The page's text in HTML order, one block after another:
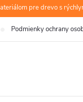
pre drevo s
Podmienky ochrany